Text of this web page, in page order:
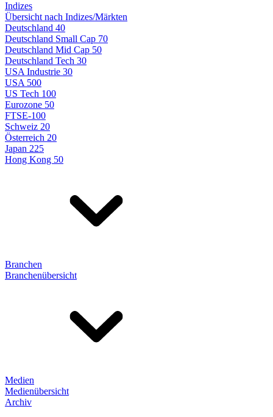
Indizes
Übersicht nach Indizes/Märkten
Deutschland 40
Deutschland Small Cap 70
Deutschland Mid Cap 50
Deutschland Tech 30
USA Industrie 30
USA 500
US Tech 100
Eurozone 50
FTSE-100
Schweiz 20
Österreich 20
Japan 225
Hong Kong 50
Branchen
Branchenübersicht
Medien
Medienübersicht
Archiv